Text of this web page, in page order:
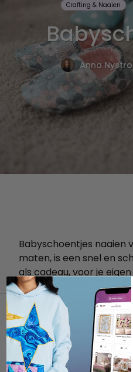
Crafting & Naaien
Anna
Babyschoentjes naaien
maten, is een snel en
als cadeau, voor je
de lol!
OVER